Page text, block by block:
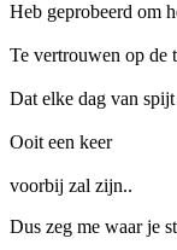
Heb geprobeerd om
Te vertrouwen op de
Dat elke dag van
Ooit een keer
voorbij zal zijn..
Dus zeg me waar je